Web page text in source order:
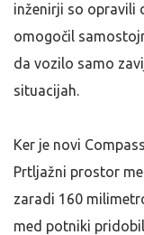
inženirji so opravili
omogočil
da vozilo samo
situacijah.
Ker je novi
Prtljažni prostor
zaradi 160
med potniki